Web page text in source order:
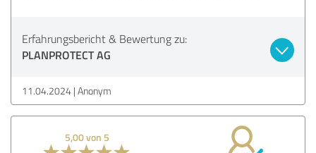
Erfahrungsbericht & Bewertung zu:
PLANPROTECT AG
11.04.2024 Anonym
5,00 von 5